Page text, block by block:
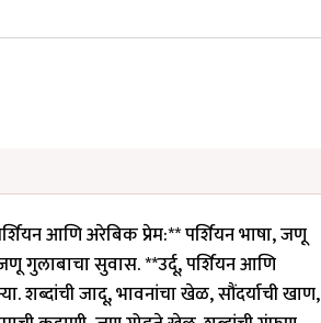
आणि अरेबिक प्रेम:** पर्शियन भाषा, जणू
गुलाबाचा सुवास. **उर्दू, पर्शियन आणि
शब्दांची जादू, भावनांचा खेळ, सौंदर्याची खाण,